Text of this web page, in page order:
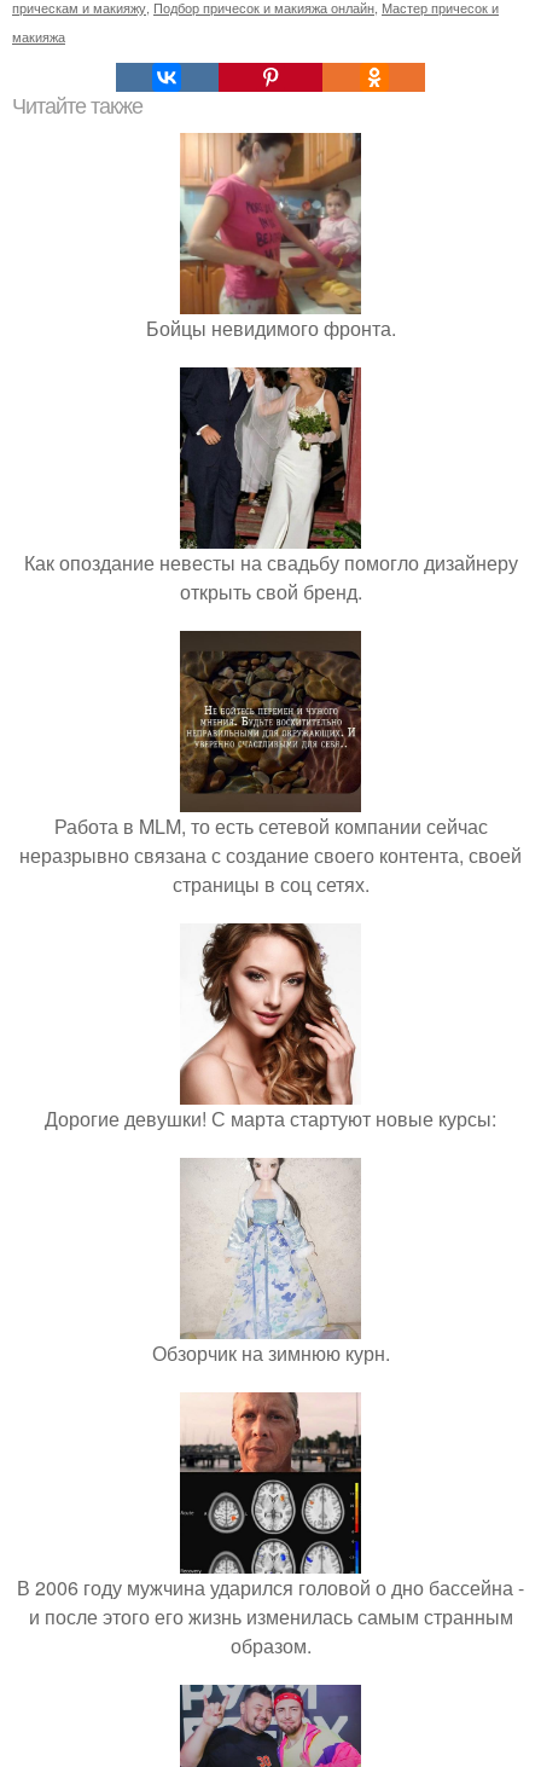
прическам и макияжу Подбор причесок и макияжа онлайн Мастер причесок и
макияжа
Читайте также
Бойцы невидимого фронта.
Как опоздание невесты на свадьбу помогло дизайнеру
открыть свой бренд.
Работа в MLM, то есть сетевой компании сейчас
неразрывно связана с создание своего контента, своей
страницы в соц сетях.
Дорогие девушки! С марта стартуют новые курсы:
Обзорчик на зимнюю курн.
В 2006 году мужчина ударился головой о дно бассейна -
и после этого его жизнь изменилась самым странным
образом.